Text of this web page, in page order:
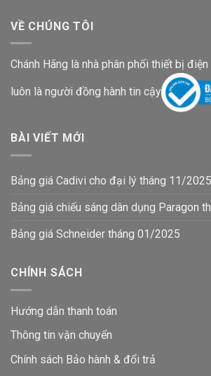
VỀ CHÚNG TÔI
Chánh Hãng là nhà phân phối thiết bị
luôn là người đồng hành tin cậy
BÀI VIẾT MỚI
Bảng giá Cadivi cho đại lý tháng 11/2025
Bảng giá chiếu sáng dân dụng Paragon
Bảng giá Schneider tháng 01/2025
CHÍNH SÁCH
Hướng dẫn thanh toán
Thông tin vận chuyển
Chính sách Bảo hành & đổi trả